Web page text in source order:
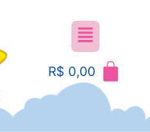
Menu
R$ 0,00